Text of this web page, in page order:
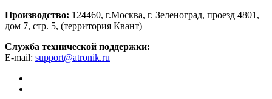
Производство: 124460, г.Москва, г. Зеленоград, проезд 4801,
дом 7, стр. 5, (территория Квант)
Служба технической поддержки:
E-mail: support@atronik.ru